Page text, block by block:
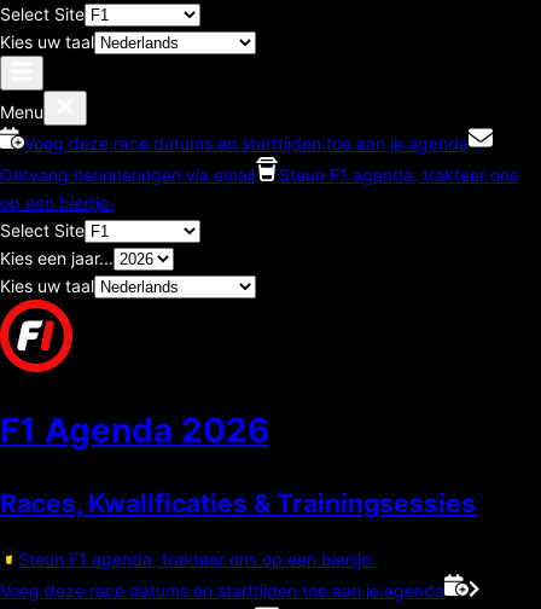
Select Site
Kies uw taal
Menu
Voeg deze race datums en starttijden toe aan je agenda
Ontvang herinneringen via email
Steun F1 agenda, trakteer ons
op een biertje.
Select Site
Kies een jaar...
Kies uw taal
F1 Agenda 2026
Races, Kwalificaties & Trainingsessies
Steun F1 agenda, trakteer ons op een biertje.
Voeg deze race datums en starttijden toe aan je agenda